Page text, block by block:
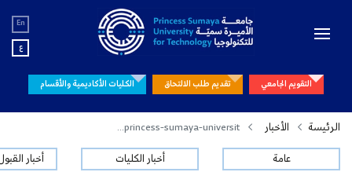
En
ع
التقويم الجامعي تقديم طلب الالتحاق الكليات الأكاديمية والأقسام
الرئيسة الأخبار
عامة أخبار الكليات أخبار